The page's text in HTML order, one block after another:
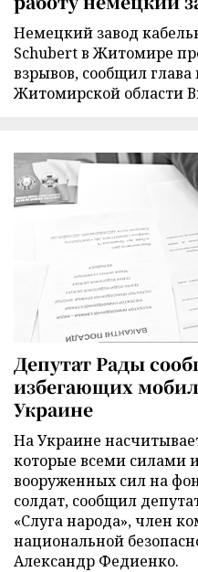
Немецкий завод
Schubert в Житомире
взрывов, сообщил
Житомирской области
Депутат Рады
избегающих
Украине
На Украине
которые всеми силами
вооруженных сил на
солдат, сообщил
«Слуга народа», член
национальной
Александр Федиенко.